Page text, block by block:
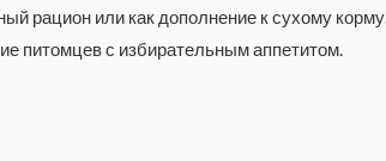
рацион или как дополнение к сухому корму.
питомцев с избирательным аппетитом.